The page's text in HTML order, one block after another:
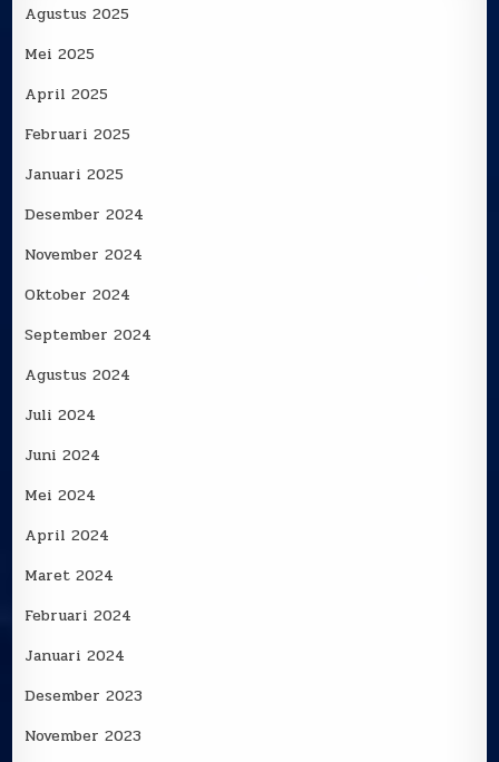
Agustus 2025
Mei 2025
April 2025
Februari 2025
Januari 2025
Desember 2024
November 2024
Oktober 2024
September 2024
Agustus 2024
Juli 2024
Juni 2024
Mei 2024
April 2024
Maret 2024
Februari 2024
Januari 2024
Desember 2023
November 2023